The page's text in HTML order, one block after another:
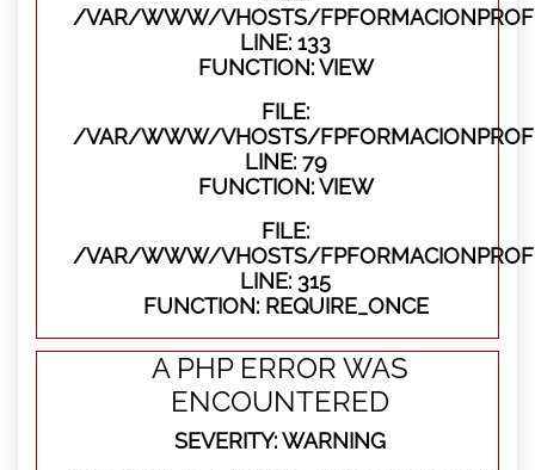
/VAR/WWW/VHOSTS/
LINE: 133
FUNCTION: VIEW
FILE:
/VAR/WWW/VHOSTS/
LINE: 79
FUNCTION: VIEW
FILE:
/VAR/WWW/VHOSTS/
LINE: 315
FUNCTION: REQUIRE_ONCE
A PHP ERROR WAS
ENCOUNTERED
SEVERITY: WARNING